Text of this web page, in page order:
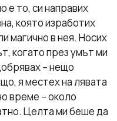
е то, си направих
която изработих
магично в нея. Носих
когато през умът ми
– нещо
я местех на лявата
време – около
Целта ми беше да